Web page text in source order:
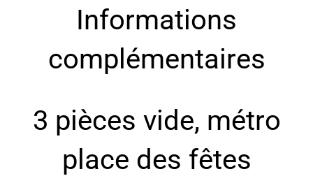
Informations
complémentaires
3 pièces vide, métro
place des fêtes